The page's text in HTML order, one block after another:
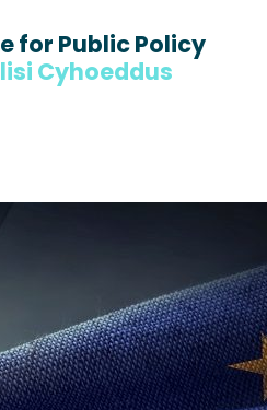
for Public Policy
Cyhoeddus